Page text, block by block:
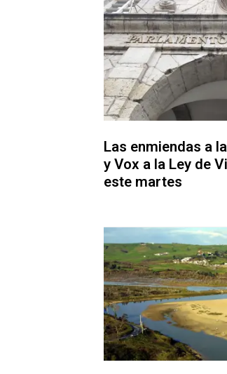
Las enmiendas a
y Vox a la Ley de
este martes